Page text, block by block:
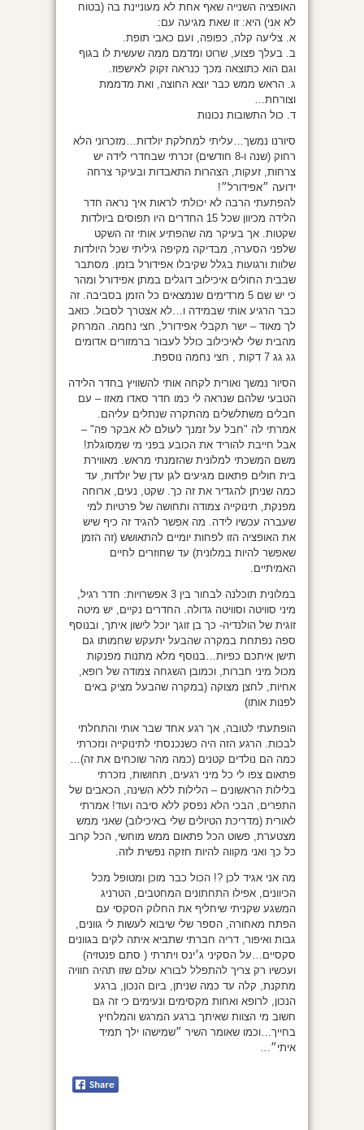
האופציה השנייה שאף אחת לא מעוניינת בה (בטוח
לא אני) היא: זו שאת מגיעה עם:
א. צליעה קלה, כפופה, ועם כאבי תופת.
ב. בעלך פצוע, שרוט ומדמם ממה שעשית לו בגוף
וגם הוא כתוצאה מכך כנראה זקוק לאישפוז.
ג. הראש ממש כבר יוצא החוצה, ואת מדממת
וצורחת…
ד. כול התשובות נכונות
סיורנו נמשך…עליתי למחלקת יולדות…מזכרוני הלא
רחוק (שנה ו-8 חודשים) זכרתי שבחדרי לידה יש
צרחות, זעקות, הצהרות התאבדות ובעיקר צרחה
ידועה ״אפידורל״!
להפתעתי הרבה לא יכולתי לראות איך נראה חדר
הלידה מכיוון שכל 15 החדרים היו תפוסים ביולדות
שקטות. אך בעיקר מה שהפתיע אותי זה השקט
שלפני הסערה, מבדיקה מקיפה גיליתי שכל היולדות
שלוות ורגועות בגלל שקיבלו אפידורל בזמן. מסתבר
שבבית החולים איכילוב דוגלים במתן אפידורל ומהר
כי יש שם 5 מרדימים שנמצאים כל הזמן בסביבה. זה
כבר הרגיע אותי שבמידה ו…לא אצטרך לסבול. כואב
לך מאוד – ישר תקבלי אפידורל, חצי נחמה. המרחק
מהבית שלי לאיכילוב כולל לעבור ברמזורים אדומים
גג גג 7 דקות , חצי נחמה נוספת.
הסיור נמשך ואורית לקחה אותי להשוויץ בחדר הלידה
הטבעי שלהם שנראה לי כמו חדר סאדו מאזו – עם
חבלים משתלשלים מהתקרה שנתלים עליהם.
אמרתי לה "חבל על זמנך לעולם לא אבקר פה" –
אבל חייבת להוריד את הכובע בפני מי שמסוגלת!
משם המשכתי למלונית שהזמנתי מראש. מאווירת
בית חולים פתאום מגיעים לגן עדן של יולדות, עד
כמה שניתן להגדיר את זה כך. שקט, נעים, ארוחה
מפנקת, תינוקייה צמודה ותחושה של פרטיות למי
שעברה עכשיו לידה. מה אפשר להגיד זה כיף שיש
את האופציה הזו לפחות יומיים להתאושש (זה הזמן
שאפשר להיות במלונית) עד שחוזרים לחיים
האמיתיים.
במלונית תוכלנה לבחור בין 3 אפשרויות: חדר רגיל,
מיני סוויטה וסוויטה גדולה. החדרים נקיים, יש מיטה
זוגית של הולנדיה- כך בן זוגך יוכל לישון איתך, ובנוסף
ספה נפתחת במקרה שהבעל יתעקש שחמותו גם
תישן איתכם כפיות…בנוסף מלא מתנות מפנקות
מכול מיני חברות, וכמובן השגחה צמודה של רופא,
אחיות, לחצן מצוקה (במקרה שהבעל מציק באים
לפנות אותו)
הופתעתי לטובה, אך רגע אחד שבר אותי והתחלתי
לבכות. הרגע הזה היה כשנכנסתי לתינוקייה ונזכרתי
כמה הם נולדים קטנים (כמה מהר שוכחים את זה)…
פתאום צפו לי כל מיני רגעים, תחושות, נזכרתי
בלילות הראשונים – הלילות ללא השינה, הכאבים של
התפרים, הבכי הלא נפסק ללא סיבה ועוד! אמרתי
לאורית (מדריכת הטיולים שלי באיכילוב) שאני ממש
מצטערת, פשוט הכל פתאום ממש מוחשי, הכל קרוב
כל כך ואני מקווה להיות חזקה נפשית לזה.
מה אני אגיד לכן ?! הכול כבר מוכן ומטופל מכל
הכיוונים, אפילו התחתונים המחטבים, הטרניג
המשגע שקניתי שיחליף את החלוק הסקסי עם
הפתח מאחורה, הספר שלי שיבוא לעשות לי גוונים,
גבות ואיפור, דריה חברתי שתביא איתה לקים בגוונים
סקסיים…על הסקיני ג׳ינס ויתרתי ( סתם פנטזיה)
ועכשיו רק צריך להתפלל לבורא עולם שזו תהיה חוויה
מתקנת, קלה עד כמה שניתן, ביום הנכון, ברגע
הנכון, לרופא ואחות מקסימים ונעימים כי זה גם
חשוב מי הצוות שאיתך ברגע המרגש והמלחיץ
בחייך…וכמו שאומר השיר ״שמישהו ילך תמיד
איתי״…